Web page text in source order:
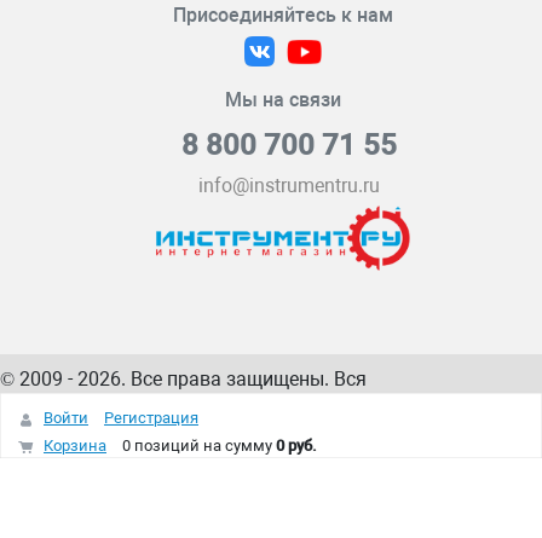
Присоединяйтесь к нам
Мы на связи
8 800 700 71 55
info@instrumentru.ru
© 2009 - 2026. Все права защищены. Вся
информация на сайте – собственность
интернет-магазина
Войти
Регистрация
Корзина
0 позиций на сумму 0 руб.